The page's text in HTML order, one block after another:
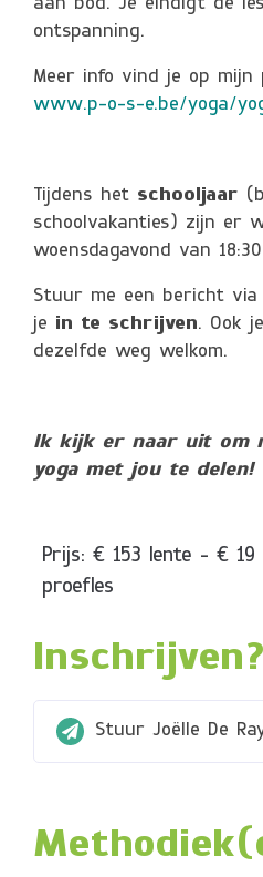
aan bod. Je eindigt de
ontspanning.
Meer info vind je op mijn
www.p-o-s-e.be/yoga/
Tijdens het schooljaar
schoolvakanties) zijn er
woensdagavond van
Stuur me een bericht
je in te schrijven. Ook je
dezelfde weg welkom.
Ik kijk er naar uit om
yoga met jou te delen!
Prijs: € 153 lente - € 19
proefles
Inschrijven?
Stuur Joëlle De